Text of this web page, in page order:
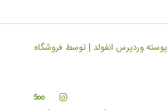
پوسته وردپرس انفولد | توسط فروشگاه